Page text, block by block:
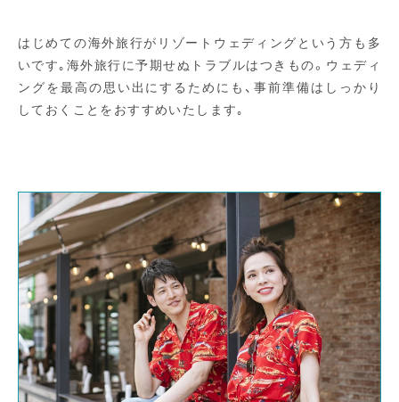
はじめての海外旅行がリゾートウェディングという方も多
いです｡海外旅行に予期せぬトラブルはつきもの。ウェディ
ングを最高の思い出にするためにも、事前準備はしっかり
しておくことをおすすめいたします｡